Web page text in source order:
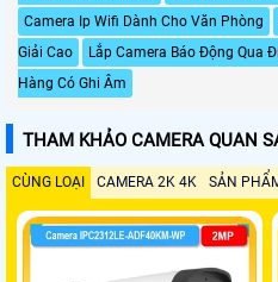
Camera Ip Wifi Dành Cho Văn Phòng
Giải Cao
Lắp Camera Báo Động Qua
Hàng Có Ghi Âm
THAM KHẢO CAMERA QUAN
CÙNG LOẠI CAMERA 2K 4K SẢN